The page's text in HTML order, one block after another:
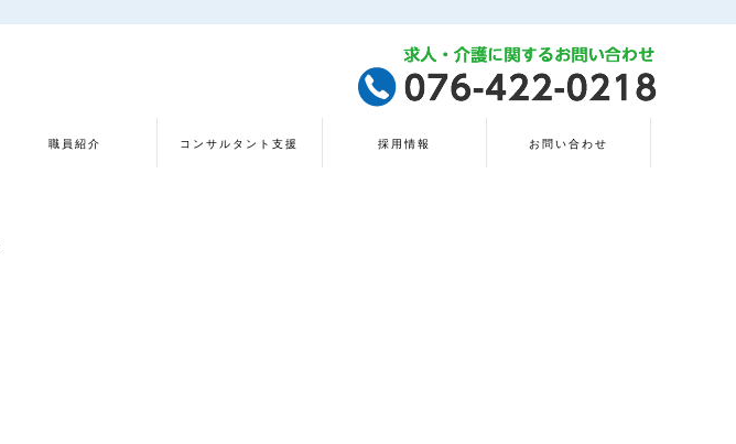
職員紹介 コンサルタント支援 採用情報 お問い合わせ